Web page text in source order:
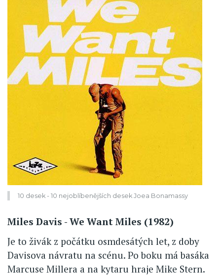
10 desek - 10 nejoblíbenějších desek Joea Bonamassy
Miles Davis - We Want Miles (1982)
Je to živák z počátku osmdesátých let, z doby
Davisova návratu na scénu. Po boku má basáka
Marcuse Millera a na kytaru hraje Mike Stern.